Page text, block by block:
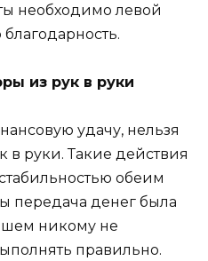
необходимо левой
из рук в руки
удачу, нельзя
в руки. Такие действия
обеим
передача денег была
никому не
правильно.